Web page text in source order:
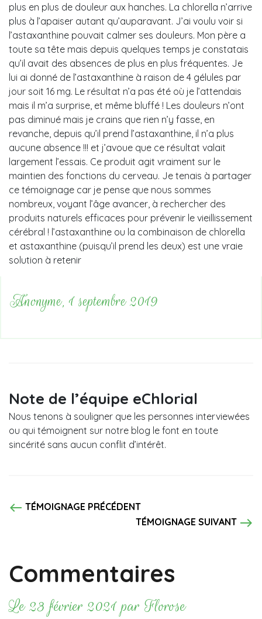
plus en plus de douleur aux hanches. La chlorella n’arrive
plus à l’apaiser autant qu’auparavant. J’ai voulu voir si
l’astaxanthine pouvait calmer ses douleurs. Mon père a
toute sa tête mais depuis quelques temps je constatais
qu’il avait des absences de plus en plus fréquentes. Je
lui ai donné de l’astaxanthine à raison de 4 gélules par
jour soit 16 mg. Le résultat n’a pas été où je l’attendais
mais il m’a surprise, et même bluffé ! Les douleurs n’ont
pas diminué mais je crains que rien n’y fasse, en
revanche, depuis qu’il prend l’astaxanthine, il n’a plus
aucune absence !!! et j’avoue que ce résultat valait
largement l’essais. Ce produit agit vraiment sur le
maintien des fonctions du cerveau. Je tenais à partager
ce témoignage car je pense que nous sommes
nombreux, voyant l’âge avancer, à rechercher des
produits naturels efficaces pour prévenir le vieillissement
cérébral ! l’astaxanthine ou la combinaison de chlorella
et astaxanthine (puisqu’il prend les deux) est une vraie
solution à retenir
Anonyme, 1 septembre 2019
Note de l’équipe eChlorial
Nous tenons à souligner que les personnes interviewées
ou qui témoignent sur notre blog le font en toute
sincérité sans aucun conflit d’intérêt.
west TÉMOIGNAGE PRÉCÉDENT
TÉMOIGNAGE SUIVANT east
Commentaires
Le 23 février 2021 par Florose